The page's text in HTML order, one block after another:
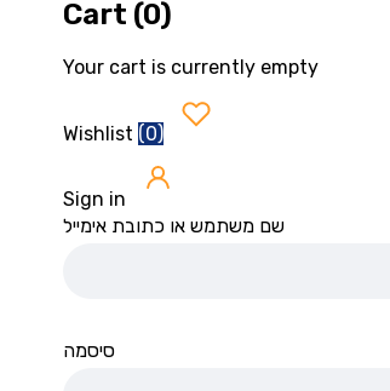
Cart (0)
Your cart is currently empty
(0)
שם משתמש או כתובת אימייל
סיסמה